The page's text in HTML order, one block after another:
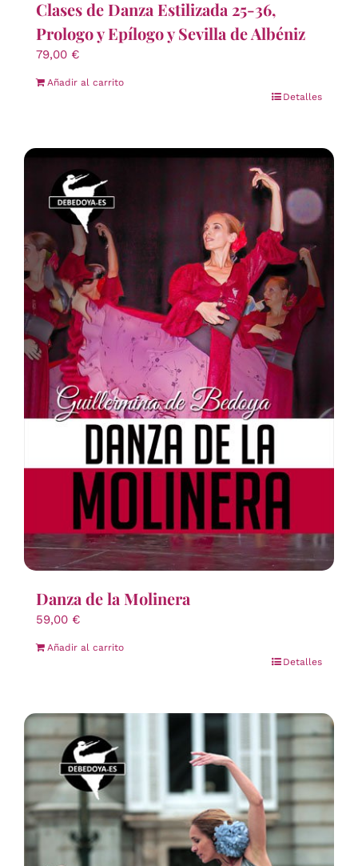
Clases de Danza Estilizada 25-36,
Prologo y Epílogo y Sevilla de Albéniz
79,00 €
Añadir al carrito
Detalles
Danza de la Molinera
59,00 €
Añadir al carrito
Detalles